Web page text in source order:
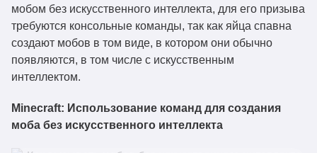
мобом без искусственного интеллекта, для его призыва
требуются консольные команды, так как яйца спавна
создают мобов в том виде, в котором они обычно
появляются, в том числе с искусственным
интеллектом.
Minecraft: Использование команд для создания
моба без искусственного интеллекта